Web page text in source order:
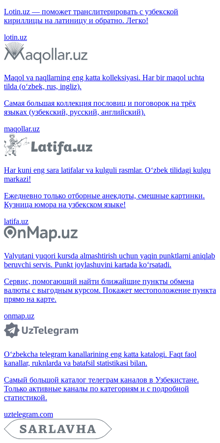
Lotin.uz — поможет транслитерировать с узбекской
кириллицы на латиницу и обратно. Легко!
lotin.uz
Maqol va naqllarning eng katta kolleksiyasi. Har bir maqol uchta
tilda (o‘zbek, rus, ingliz).
Самая большая коллекция пословиц и поговорок на трёх
языках (узбекский, русский, английский).
maqollar.uz
Har kuni eng sara latifalar va kulguli rasmlar. O‘zbek tilidagi kulgu
markazi!
Ежедневно только отборные анекдоты, смешные картинки.
Кузница юмора на узбекском языке!
latifa.uz
Valyutani yuqori kursda almashtirish uchun yaqin punktlarni aniqlab
beruvchi servis. Punkt joylashuvini kartada ko‘rsatadi.
Сервис, помогающий найти ближайшие пункты обмена
валюты с выгодным курсом. Покажет местоположение пункта
прямо на карте.
onmap.uz
O‘zbekcha telegram kanallarining eng katta katalogi. Faqt faol
kanallar, ruknlarda va batafsil statistikasi bilan.
Самый большой каталог телеграм каналов в Узбекистане.
Только активные каналы по категориям и с подробной
статистикой.
uztelegram.com